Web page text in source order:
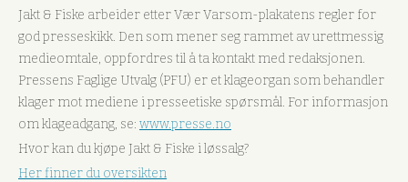
Jakt & Fiske arbeider etter Vær Varsom-plakatens regler for
god presseskikk. Den som mener seg rammet av urettmessig
medieomtale, oppfordres til å ta kontakt med redaksjonen.
Pressens Faglige Utvalg (PFU) er et klageorgan som behandler
klager mot mediene i presseetiske spørsmål. For informasjon
om klageadgang, se: www.presse.no
Hvor kan du kjøpe Jakt & Fiske i løssalg?
Her finner du oversikten